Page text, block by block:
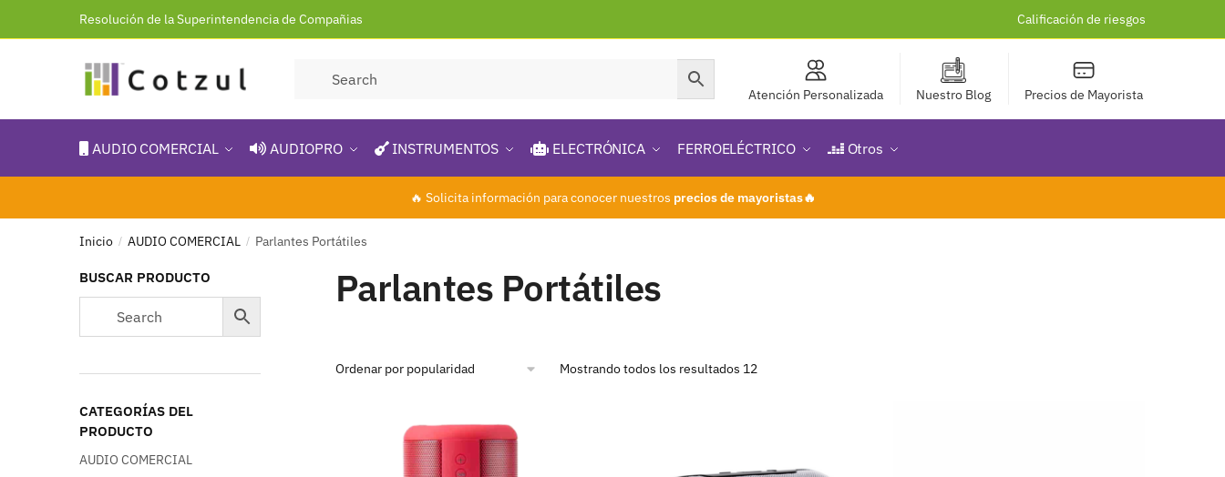
Resolución de la Superintendencia de Compañias Calificación de riesgos
Atención Personalizada Nuestro Blog Precios de Mayorista
AUDIO COMERCIAL AUDIOPRO INSTRUMENTOS ELECTRÓNICA FERROELÉCTRICO Otros
🔥 Solicita información para conocer nuestros precios de mayoristas🔥
Inicio / AUDIO COMERCIAL / Parlantes Portátiles
Parlantes Portátiles
Mostrando todos los resultados 12
BUSCAR PRODUCTO
CATEGORÍAS DEL
PRODUCTO
AUDIO COMERCIAL